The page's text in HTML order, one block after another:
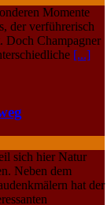
Momente
der verführerisch
Doch Champagner
[...]
sich hier Natur
Neben dem
hat der